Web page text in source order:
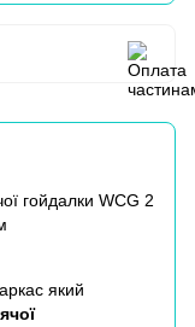
гойдалки WCG 2
який